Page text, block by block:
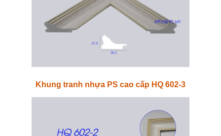
Khung tranh nhựa PS cao cấp HQ 602-3